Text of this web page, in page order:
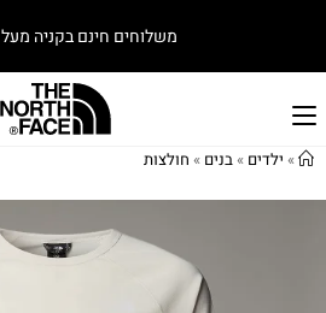
משלוחים חינם בקניה מעל 249 ש"ח
» ילדים »בנים » חולצות